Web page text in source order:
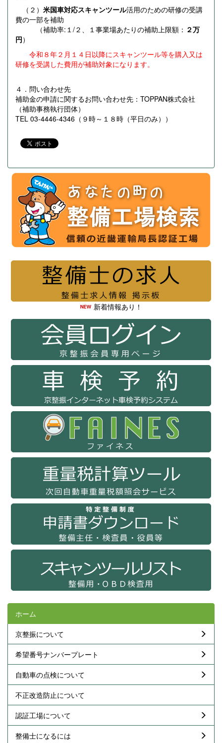
（２） 米国車対応スキャンツール活用のための研修の受講
費の一部を補助
（補助率:１/２、１事業場あたりの補助上限額： ２万
円）
令和８年２月１４日以降にスキャンツール等を購入又は
研修を受講した費用が補助対象になります。
４．問い合わせ先
補助金の申請に関するお問い合わせ先：TOPPAN株式会社
（補助事務執行団体）
TEL 03-4446-4346（９時～１８時（平日のみ））
新着情報あり！
ホーム
京整振について
希望番号ナンバープレート
自動車の点検について
不正改造防止について
認証工場について
整備士になるには